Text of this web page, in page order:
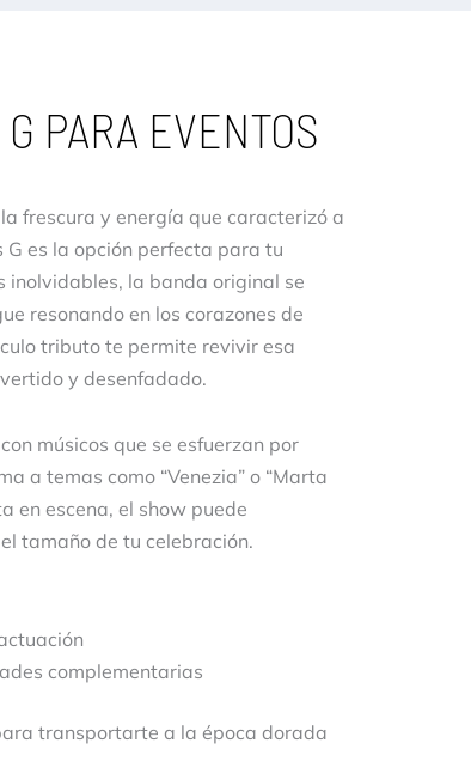
PARA EVENTOS
frescura y energía que caracterizó a
es la opción perfecta para tu
inolvidables, la banda original se
resonando en los corazones de
tributo te permite revivir esa
y desenfadado.
músicos que se esfuerzan por
a temas como “Venezia” o “Marta
en escena, el show puede
tamaño de tu celebración.
complementarias
transportarte a la época dorada